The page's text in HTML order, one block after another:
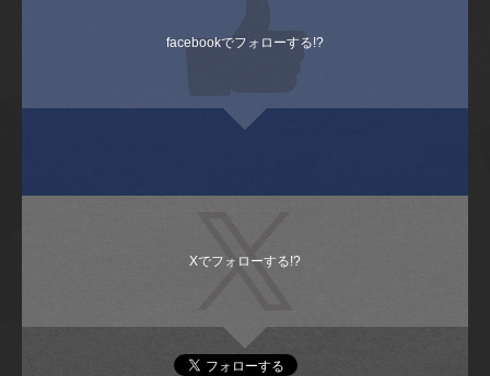
facebookでフォローする!?
Xでフォローする!?